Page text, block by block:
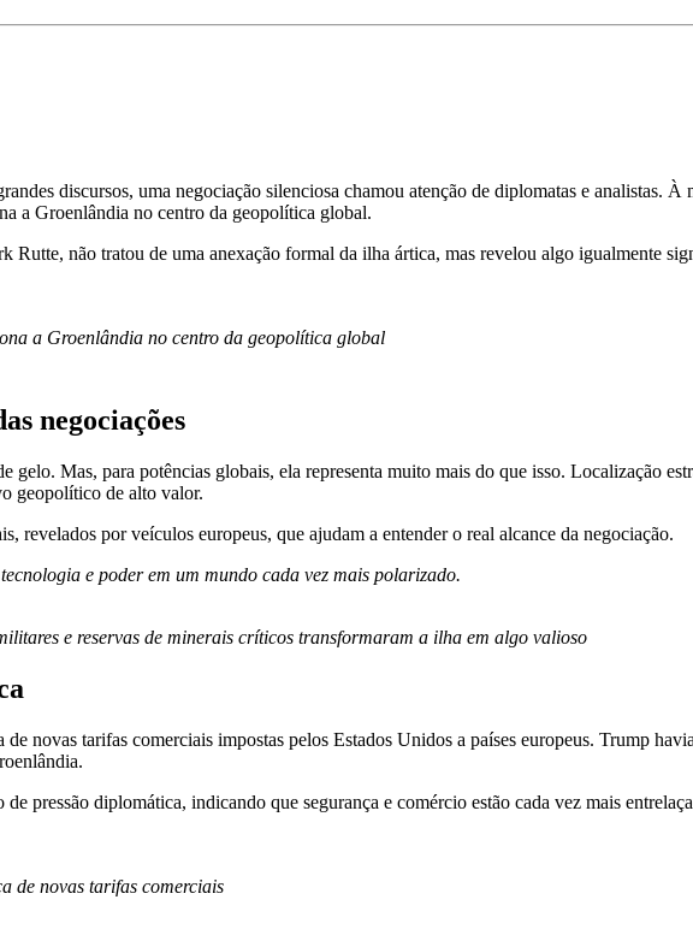
discursos, uma negociação silenciosa chamou atenção de diplomatas e analistas.
a Groenlândia no centro da geopolítica global.
Rutte, não tratou de uma anexação formal da ilha ártica, mas revelou algo igualmente
a Groenlândia no centro da geopolítica global
negociações
gelo. Mas, para potências globais, ela representa muito mais do que isso. Localização
geopolítico de alto valor.
revelados por veículos europeus, que ajudam a entender o real alcance da negociação.
e poder em um mundo cada vez mais polarizado.
e reservas de minerais críticos transformaram a ilha em algo valioso
novas tarifas comerciais impostas pelos Estados Unidos a países europeus. Trump
pressão diplomática, indicando que segurança e comércio estão cada vez mais
de novas tarifas comerciais